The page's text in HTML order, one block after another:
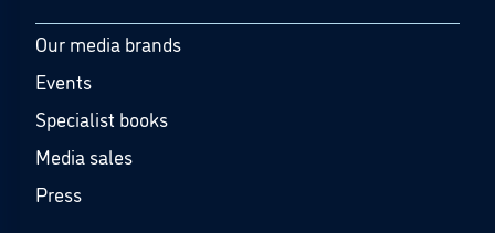
Our media brands
Events
Specialist books
Media sales
Press